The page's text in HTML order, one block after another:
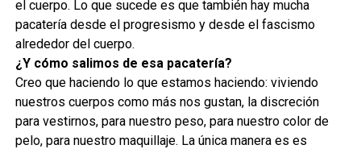
el cuerpo. Lo que sucede es que también hay mucha
pacatería desde el progresismo y desde el fascismo
alrededor del cuerpo.
¿Y cómo salimos de esa pacatería?
Creo que haciendo lo que estamos haciendo: viviendo
nuestros cuerpos como más nos gustan, la discreción
para vestirnos, para nuestro peso, para nuestro color de
pelo, para nuestro maquillaje. La única manera es es